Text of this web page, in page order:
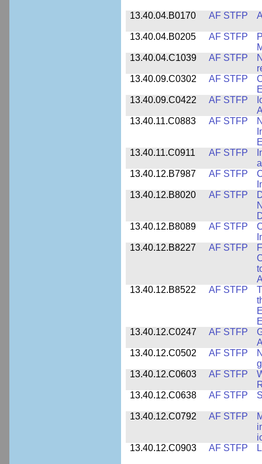
13.40.04.B0170 AF STFP
13.40.04.B0205 AF STFP
13.40.04.C1039
AF STFP
13.40.09.C0302
AF STFP
13.40.09.C0422
AF STFP
13.40.11.C0883
AF STFP
13.40.11.C0911
AF STFP
13.40.12.B7987
AF STFP
13.40.12.B8020
AF STFP
13.40.12.B8089
AF STFP
13.40.12.B8227
AF STFP
13.40.12.B8522
AF STFP
13.40.12.C0247
AF STFP
13.40.12.C0502
AF STFP
13.40.12.C0603
AF STFP
13.40.12.C0638
AF STFP
13.40.12.C0792 AF STFP
13.40.12.C0903
AF STFP